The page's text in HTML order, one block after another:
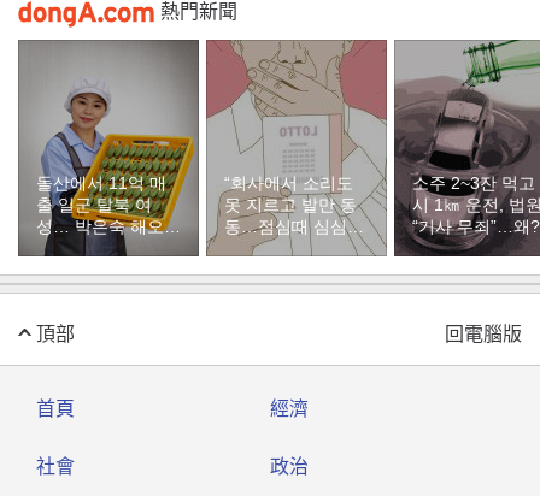
熱門新聞
돌산에서 11억 매
출 일군 탈북 여
성… 박은숙 해오름
푸드 대표의 인생
온 이웃]
“회사에서 소리도
못 지르고 발만 동
동…점심때 심심해
서 산 복권이 1등”
소주 2~3잔 먹고
시 1㎞ 운전, 법
“기사 무죄”…왜?
頂部 回電腦版
首頁 經濟
社會 政治